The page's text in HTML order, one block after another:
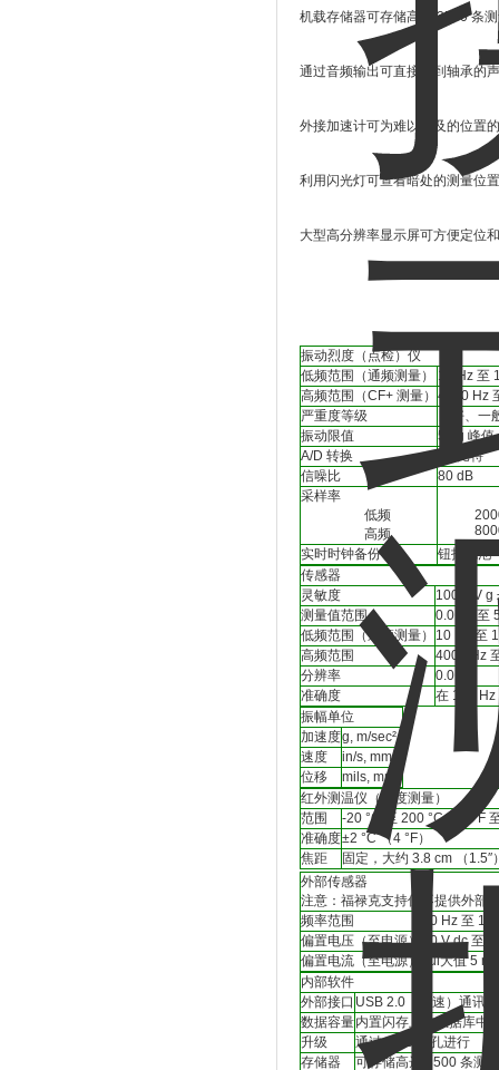
机载存储器可存储高达 3500 条
通过音频输出可直接听到轴承的
外接加速计可为难以触及的位置
利用闪光灯可查看暗处的测量位置
大型高分辨率显示屏可方便定位
振动烈度（点检）仪
低频范围（通频测量）
10 Hz 至
高频范围（CF+ 测量） 4000 Hz
严重度等级
良好、
振动限值
50 g 峰值
A/D 转换
16 比特
信噪比
80 dB
采样率
低频
高频
实时时钟备份
钮扣电池
传感器
灵敏度
100 mV g
测量值范围
0.01 g 至
低频范围（通频测量）
10 Hz 至
高频范围
4000 Hz
分辨率
0.01 g
准确度
在 100 Hz
振幅单位
加速度g, m/sec²
速度
in/s, mm/s
位移
mils, mm
红外测温仪（温度测量）
范围
-20 °C 至 200 °C（-4 °F
准确度±2 °C （4 °F）
焦距
固定，大约 3.8 cm （1.5″
外部传感器
注意：福禄克支持但不提供外部
频率范围
10 Hz 至
偏置电压（至电源）
20 V dc 至
偏置电流（至电源）
zui大值 5
内部软件
外部接口 USB 2.0（全速）通讯
数据容量内置闪存上的数据库中
升级
通过 USB 插孔进行
存储器
可存储高达 3500 条测